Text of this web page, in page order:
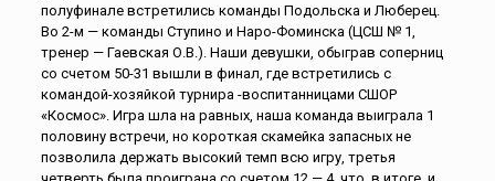
полуфинале встретились команды Подольска и Люберец.
Во 2-м — команды Ступино и Наро-Фоминска (ЦСШ № 1,
тренер — Гаевская О.В.). Наши девушки, обыграв соперниц
со счетом 50-31 вышли в финал, где встретились с
командой-хозяйкой турнира -воспитанницами СШОР
«Космос». Игра шла на равных, наша команда выиграла 1
половину встречи, но короткая скамейка запасных не
позволила держать высокий темп всю игру, третья